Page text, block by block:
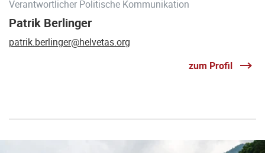
Verantwortlicher Politische Kommunikation
Patrik Berlinger
patrik.berlinger@helvetas.org
zum Profil